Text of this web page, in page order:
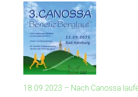
18.09.2023 – Nach Canossa